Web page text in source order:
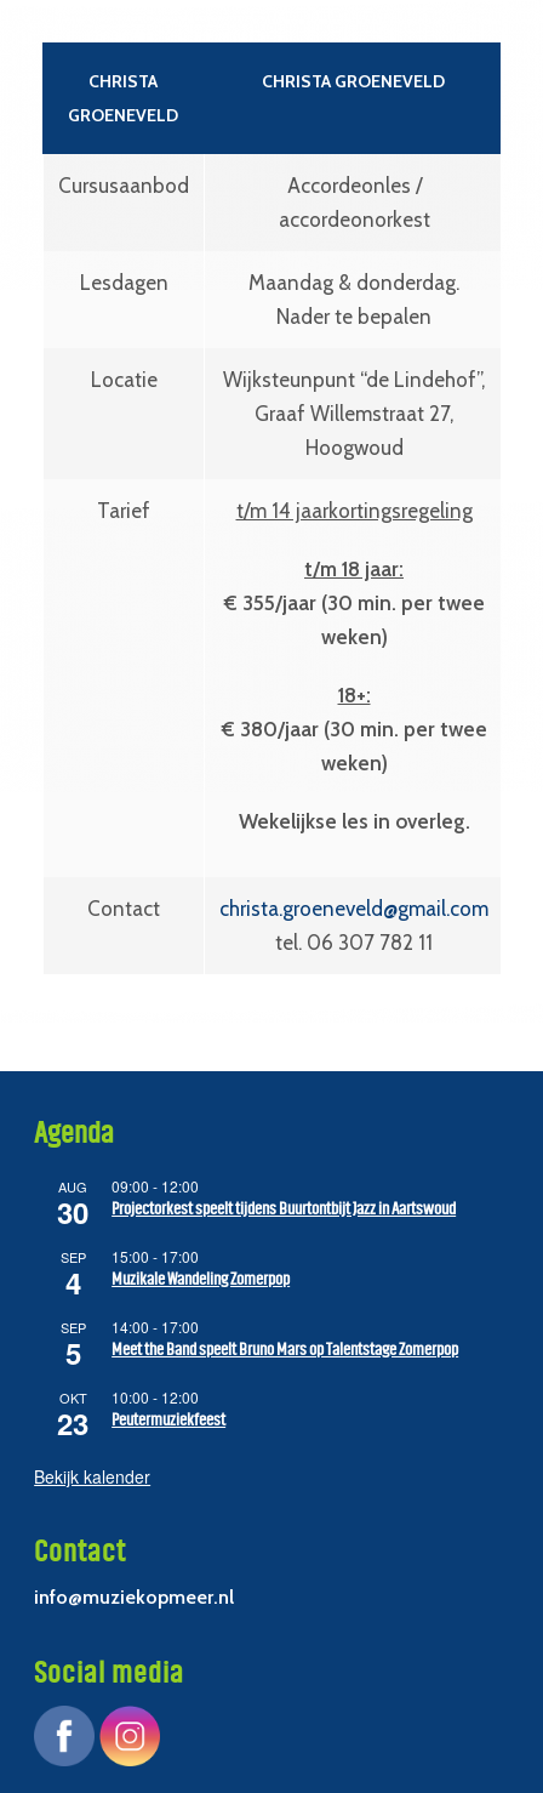
CHRISTA
GROENEVELD
CHRISTA GROENEVELD
Cursusaanbod
Accordeonles /
accordeonorkest
Lesdagen
Maandag & donderdag.
Nader te bepalen
Locatie
Wijksteunpunt “de Lindehof”,
Graaf Willemstraat 27,
Hoogwoud
Tarief t/m 14 jaarkortingsregeling
t/m 18 jaar:
€ 355/jaar (30 min. per twee
weken)
18+:
€ 380/jaar (30 min. per twee
weken)
Wekelijkse les in overleg.
Contact
christa.groeneveld@gmail.com
tel. 06 307 782 11
Agenda
AUG
30
09:00 - 12:00
Projectorkest speelt tijdens Buurtontbijt Jazz in Aartswoud
SEP
4
15:00 - 17:00
Muzikale Wandeling Zomerpop
SEP
5
14:00 - 17:00
Meet the Band speelt Bruno Mars op Talentstage Zomerpop
OKT
23
10:00 - 12:00
Peutermuziekfeest
Bekijk kalender
Contact
info@muziekopmeer.nl
Social media